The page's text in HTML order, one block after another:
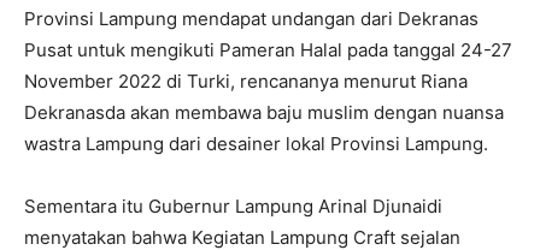
Provinsi Lampung mendapat undangan dari Dekranas
Pusat untuk mengikuti Pameran Halal pada tanggal 24-27
November 2022 di Turki, rencananya menurut Riana
Dekranasda akan membawa baju muslim dengan nuansa
wastra Lampung dari desainer lokal Provinsi Lampung.
Sementara itu Gubernur Lampung Arinal Djunaidi
menyatakan bahwa Kegiatan Lampung Craft sejalan